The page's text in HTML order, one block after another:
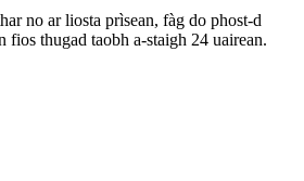
no ar liosta prìsean, fàg do phost-d
fios thugad taobh a-staigh 24 uairean.